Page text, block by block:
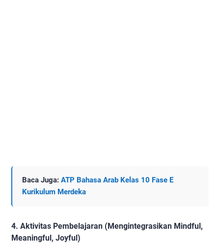
Baca Juga: ATP Bahasa Arab Kelas 10 Fase E
Kurikulum Merdeka
4. Aktivitas Pembelajaran (Mengintegrasikan Mindful,
Meaningful, Joyful)